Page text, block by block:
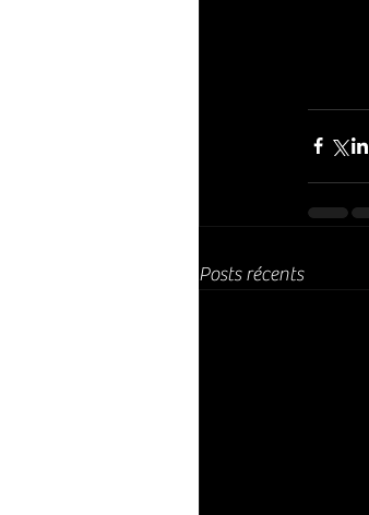
Posts récents